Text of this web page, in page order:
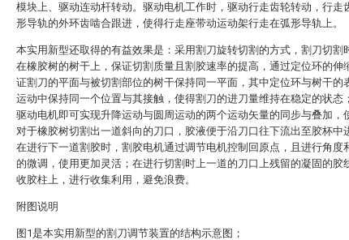
模块上、驱动连动杆转动。驱动电机工作时，驱动行走齿轮转动，行走
形导轨的外环齿啮合跟进，使得行走座带动运动架行走在弧形导轨上。
本实用新型还取得的有益效果是：采用割刀旋转切割的方式，割刀切割
在橡胶树的树干上，保证切割质量且割胶速率的提高，通过定位环的伸
证割刀的平面与被切割部位的树干保持同一平面，其中定位环与树干的
运动中保持同一个位置与其接触，使得割刀的进刀量维持在稳定的状态
驱动电机即可实现升降运动与圆周运动的两个运动矢量的同步与叠加，
对于橡胶树切割出一道斜向的刀口，胶液便于沿刀口往下流出至胶杯中
在进行下一道割胶时，割胶电机通过调节电机控制回原点，且进行角度
的微调，使用更加灵活；在进行切割时上一道的刀口上残留的凝固的胶
收胶柱上，进行收集利用，避免浪费。
附图说明
图1是本实用新型的割刀调节装置的结构示意图；